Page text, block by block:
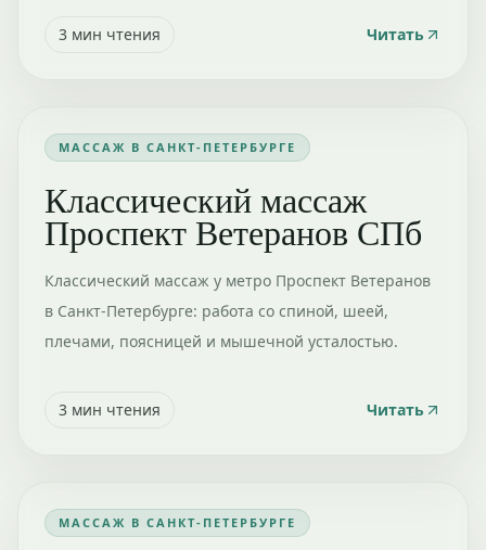
3 мин чтения Читать
МАССАЖ В САНКТ-ПЕТЕРБУРГЕ
Классический массаж
Проспект Ветеранов СПб
Классический массаж у метро Проспект Ветеранов
в Санкт-Петербурге: работа со спиной, шеей,
плечами, поясницей и мышечной усталостью.
3 мин чтения Читать
МАССАЖ В САНКТ-ПЕТЕРБУРГЕ